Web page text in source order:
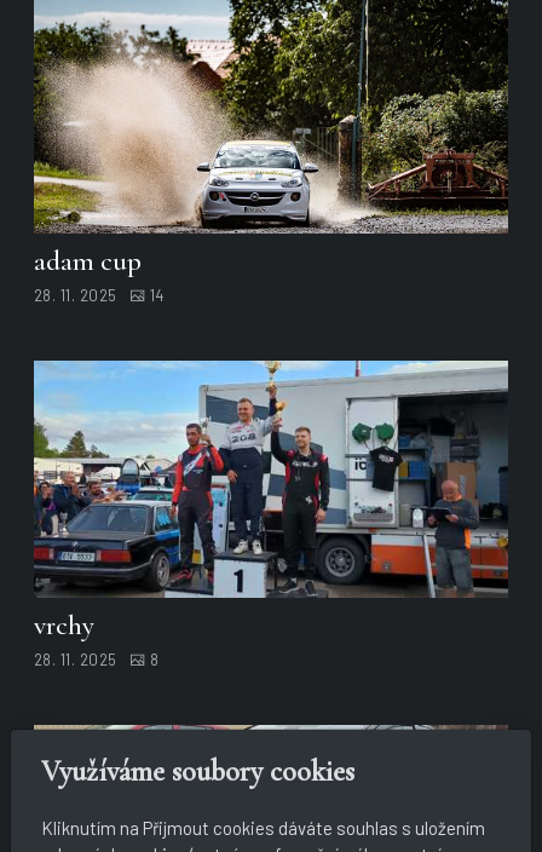
adam cup
28. 11. 2025 14
vrchy
28. 11. 2025 8
Využíváme soubory cookies
Kliknutím na Přijmout cookies dáváte souhlas s uložením